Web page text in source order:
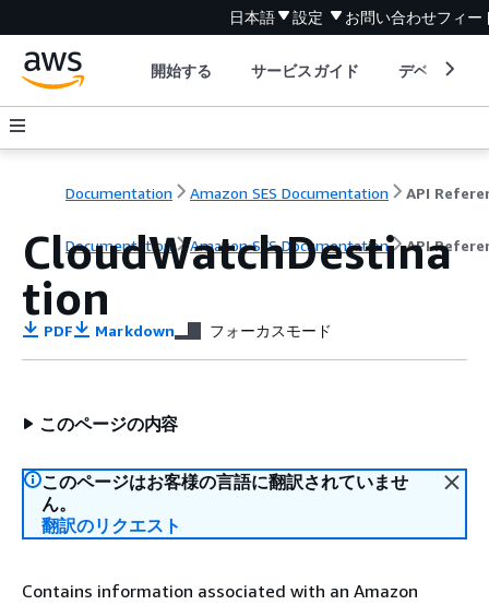
日本語 設定 お問い合わせフィー
開始する サービスガイド デベロッパ
Documentation Amazon SES Documentation API
Documentation Amazon SES Documentation API
CloudWatchDestina
tion
PDF Markdown フォーカスモード
このページの内容
このページはお客様の言語に翻訳されていませ
ん。
翻訳のリクエスト
Contains information associated with an Amazon